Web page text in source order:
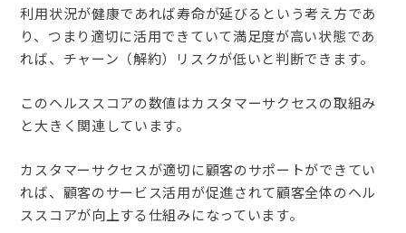
利用状況が健康であれば寿命が延びるという考え方であ
り、つまり適切に活用できていて満足度が高い状態であ
れば、チャーン（解約）リスクが低いと判断できます。
このヘルススコアの数値はカスタマーサクセスの取組み
と大きく関連しています。
カスタマーサクセスが適切に顧客のサポートができてい
れば、顧客のサービス活用が促進されて顧客全体のヘル
ススコアが向上する仕組みになっています。